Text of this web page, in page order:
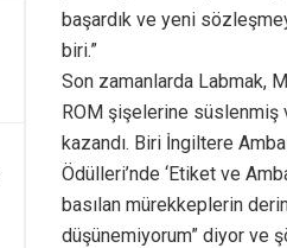
başardık ve yeni
biri.”
Son zamanlarda Labmak,
ROM şişelerine süslenmiş
kazandı. Biri İngiltere
Ödülleri’nde ‘Etiket ve
basılan mürekkeplerin
düşünemiyorum” diyor ve